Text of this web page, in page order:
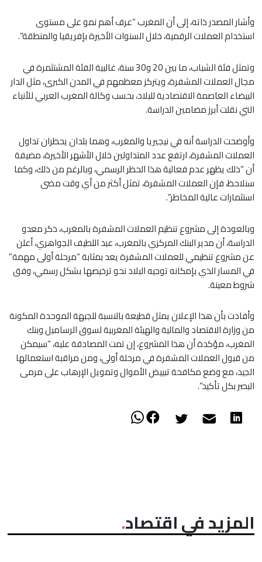
وأشار المصدر ذاته، إلى أن المغرب “عرف أهم نمو على مستوى
استخدام العملات الرقمية، خلال السنوات الأخيرة بإفريقيا والمنطقة”.
وتمثل فئة الشباب، ما بين 20 و30 سنة، غالبية الفئة المشتثمرة في
مجال العملات المشفرة، ويتركز معظمهم في المدن الكبرى، مثل الدار
البيضاء العاصمة الاقتصادية للبلاد، بحسب وكالة المغرب العربي للأنباء
التي نقلت أبرز مضامين الدراسة.
وأوضحت الدراسة أنه في نيجيريا والمغرب، وهما بلدان يحظران تداول
العملات المشفرة، ارتفع عدد المتداولين خلال الأشهر الأخيرة، مضيفة
أن “ذلك يظهر عدم فعالية هذا الحظر الرسمي، وبالرغم من ذلك، وكما
سنلاحظ، فإن العملات المشفرة، تمثل أكثر من أي وقت مضى
استثمارات عالية المخاطر”.
وبالعودة إلى مشروع تنظيم العملات المشفرة بالمغرب، ذكر معدو
الدراسة، أن مدير البنك المركزي بالمغرب، عبد اللطيف الجواهري، أعلن
عن مشروع تنظيمي للعملات المشفرة يعد بمثابة “مرحلة أولى مهمة”
في المسار الذي بإمكانه توجيه البلاد نحو ترخيصها بشكل رسمي، وفق
شروط معينة.
وأفادت بأن هذا الإعلان يمثل قطيعة بالنسبة للجبهة الموحدة المكونة
من وزارة الاقتصاد والمالية والهيئة المغربية لسوق الرساميل وبنك
المغرب، مؤكدة أن هذا المشروع، إن تمت المصادقة عليه، “سيمكن
من قبول العملات المشفرة في مرحلة أولى، ومن مراقبة استعمالها
الجيد، مع وضع مكافحة تبييض الأموال وتمويل الإرهاب على مرمى
البصر بكل تأكيد”.
المزيد في اقتصاد